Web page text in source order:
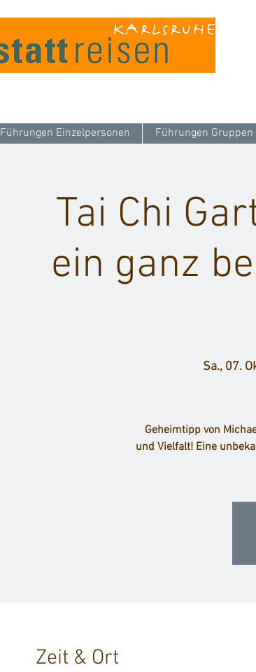
Führungen Einzelpersonen Führungen Gruppen
Tai Chi
ein ganz
Sa., 07.
Geheimtipp von
und Vielfalt! Eine
Zeit & Ort